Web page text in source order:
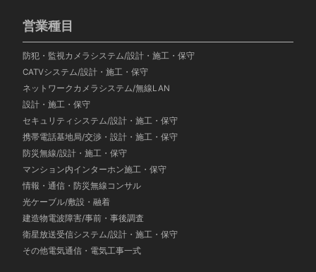
営業種目
防犯・監視カメラシステム/設計・施工・保守
CATVシステム/設計・施工・保守
ネットワークカメラシステム/無線LAN
設計・施工・保守
セキュリティシステム/設計・施工・保守
携帯電話基地局/交渉・設計・施工・保守
防災無線/設計・施工・保守
マンション内インターホン施工・保守
情報・通信・防災無線コンサル
光ケーブル/敷設・融着
建造物電波障害/事前・事後調査
衛星放送受信システム/設計・施工・保守
その他電気通信・電気工事一式